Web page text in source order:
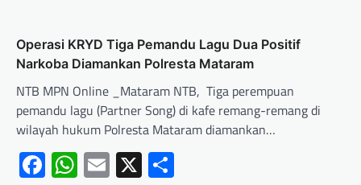
Operasi KRYD Tiga Pemandu Lagu Dua Positif
Narkoba Diamankan Polresta Mataram
NTB MPN Online _Mataram NTB, Tiga perempuan
pemandu lagu (Partner Song) di kafe remang-remang di
wilayah hukum Polresta Mataram diamankan…
Facebook
WhatsApp
Email
X